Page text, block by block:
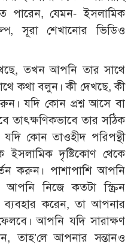
পারেন, যেমন- ইসলামিক
সূরা শেখানোর ভিডিও
তখন আপনি তার সাথে
কথা বলুন। কী দেখছে, কী
যদি কোন প্রশ্ন আসে বা
তাৎক্ষণিকভাবে তার সঠিক
যদি কোন তাওহীদ পরিপন্থী
ইসলামিক দৃষ্টিকোণ থেকে
করুন। পাশাপাশি আপনি
আপনি নিজে কতটা স্ক্রিন
ব্যবহার করেন, তা আপনার
আপনি যদি সারাক্ষণ
তাহ’লে আপনার সন্তানও